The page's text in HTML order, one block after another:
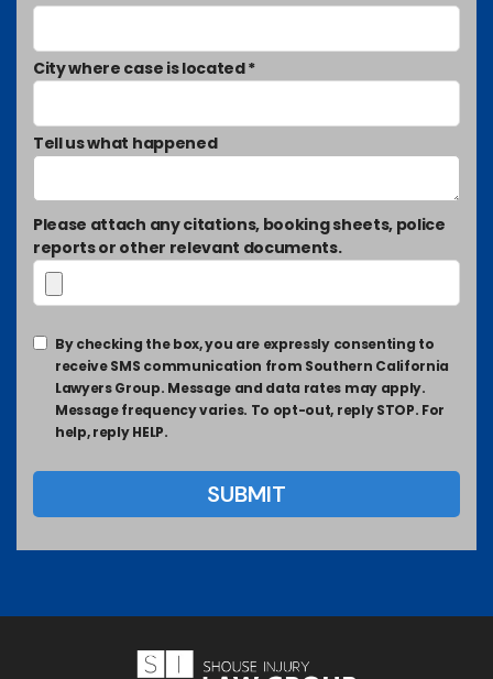
City where case is located *
Tell us what happened
Please attach any citations, booking sheets, police
reports or other relevant documents.
By checking the box, you are expressly consenting to
receive SMS communication from Southern California
Lawyers Group. Message and data rates may apply.
Message frequency varies. To opt-out, reply STOP. For
help, reply HELP.